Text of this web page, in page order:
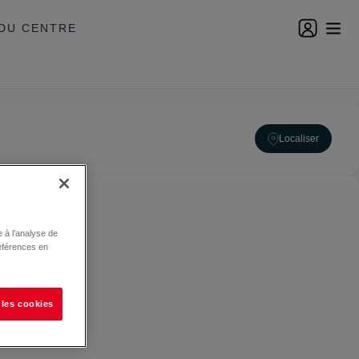
CENTRE
Localiser
l’analyse de
en
cookies